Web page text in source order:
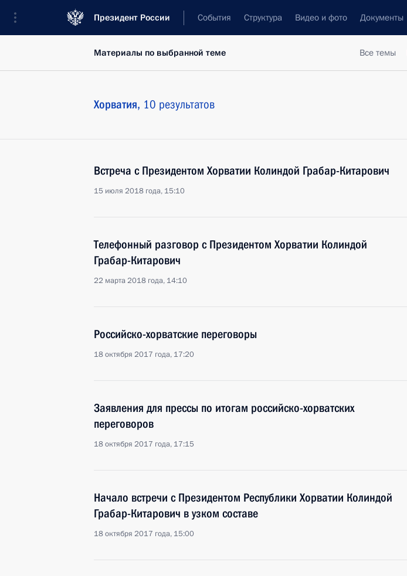
Президент России События Структура Видео и фото Документы
Все темы
Материалы по выбранной теме
Хорватия, 10 результатов
Встреча с Президентом Хорватии Колиндой Грабар-Китарович
15 июля 2018 года, 15:10
Телефонный разговор с Президентом Хорватии Колиндой
Грабар-Китарович
22 марта 2018 года, 14:10
Российско-хорватские переговоры
18 октября 2017 года, 17:20
Заявления для прессы по итогам российско-хорватских
переговоров
18 октября 2017 года, 17:15
Начало встречи с Президентом Республики Хорватии Колиндой
Грабар-Китарович в узком составе
18 октября 2017 года, 15:00